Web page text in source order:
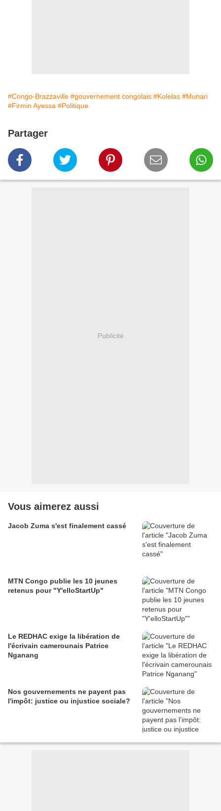
#Congo-Brazzaville #gouvernement congolais #Kolelas #Munari
#Firmin Ayessa #Politique
Partager
Publicité
Vous aimerez aussi
Jacob Zuma s'est finalement cassé
MTN Congo publie les 10 jeunes
retenus pour "Y'elloStartUp"
Le REDHAC exige la libération de
l'écrivain camerounais Patrice
Nganang
Nos gouvernements ne payent pas
l'impôt: justice ou injustice sociale?